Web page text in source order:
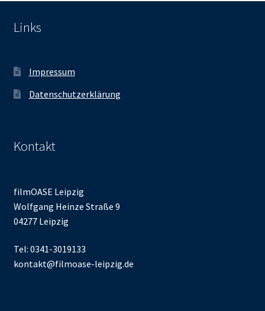
Links
Impressum
Datenschutzerklärung
Kontakt
filmOASE Leipzig
Wolfgang Heinze Straße 9
04277 Leipzig
Tel: 0341-3019133
kontakt@filmoase-leipzig.de